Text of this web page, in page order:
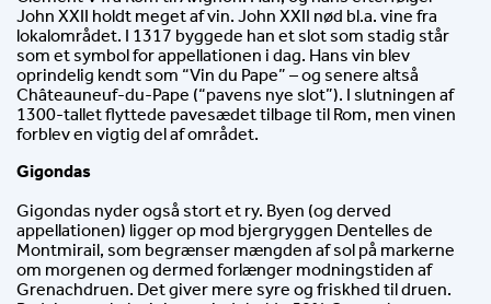
John XXII holdt meget af vin. John XXII nød bl.a. vine fra
lokalområdet. I 1317 byggede han et slot som stadig står
som et symbol for appellationen i dag. Hans vin blev
oprindelig kendt som “Vin du Pape” – og senere altså
Châteauneuf-du-Pape (“pavens nye slot”). I slutningen af
1300-tallet flyttede pavesædet tilbage til Rom, men vinen
forblev en vigtig del af området.
Gigondas
Gigondas nyder også stort et ry. Byen (og derved
appellationen) ligger op mod bjergryggen Dentelles de
Montmirail, som begrænser mængden af sol på markerne
om morgenen og dermed forlænger modningstiden af
Grenachdruen. Det giver mere syre og friskhed til druen.